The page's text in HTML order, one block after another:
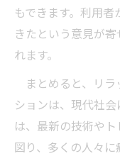
もできます。利用
きたという意見が
れます。
まとめると、リラ
ションは、現代社
は、最新の技術や
図り、多くの人々に